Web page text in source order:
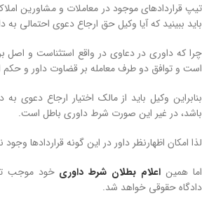
تیپ قراردادهای موجود در معاملات و مشاورین
باید ببینید که آیا وکیل حق ارجاع دعوی احتمالی به
چرا که داوری در دعاوی در واقع استثناست و
است و توافق دو طرف معامله بر قضاوت داور و
بنابراین وکیل باید از مالک اختیار ارجاع دعوی
باشد، در غیر این صورت شرط داوری باطل است.
لذا امکان اظهارنظر داور در این گونه قراردادها وجود
اما همین اعلام بطلان شرط داوری خود موجب
دادگاه حقوقی خواهد شد.